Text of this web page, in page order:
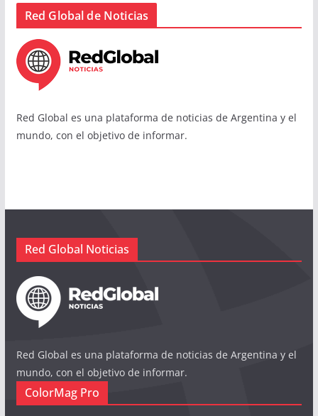
Red Global de Noticias
Red Global es una plataforma de noticias de Argentina y el
mundo, con el objetivo de informar.
Red Global Noticias
Red Global es una plataforma de noticias de Argentina y el
mundo, con el objetivo de informar.
ColorMag Pro